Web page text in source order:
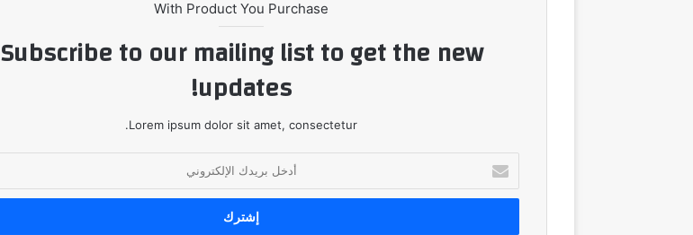
With Product You Purchase
Subscribe to our mailing list to get the new
updates!
Lorem ipsum dolor sit amet, consectetur.
بريدك
الإلكتروني